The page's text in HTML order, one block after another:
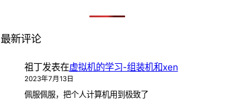
最新评论
祖丁发表在虚拟机的学习-组装机和xen
2023年7月13日
佩服佩服，把个人计算机用到极致了